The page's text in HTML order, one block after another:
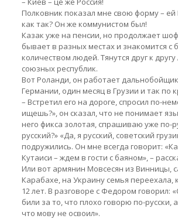
Полковник показал мне свою форму – ей
как так? Он же коммунистом был!
Казак уже на пенсии, но продолжает
бывает в разных местах и знакомится с
количеством людей. Тянутся друг к
союзных республик.
Вот Роланди, он работает
Германии, один месяц в Грузии и так по
– Встретил его на дороге, спросил по-
ищешь?», он сказал, что не понимает
него фикса золотая, спрашиваю уже по-
русский?» «Да, я русский, советский
подружились. Он мне всегда говорит:
Кутаиси – ждем в гости с баяном», –
Или вот армянин Мовсесян из Винницы,
Карабахе, на Украину семья переехала,
12 лет. В разговоре с Федором говорил:
били за то, что плохо говорю по-русски,
что мову не освоил».